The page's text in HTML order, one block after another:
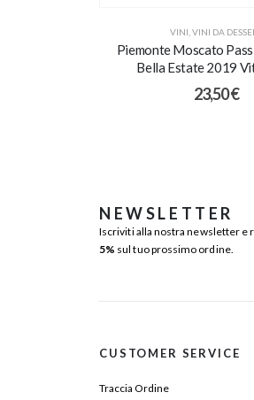
VINI VINI DA
Piemonte Moscato
Bella Estate 2019
23,50€
NEWSLETTER
Iscriviti alla nostra newsletter e
5% sul tuo prossimo ordine.
CUSTOMER SERVICE
Traccia Ordine